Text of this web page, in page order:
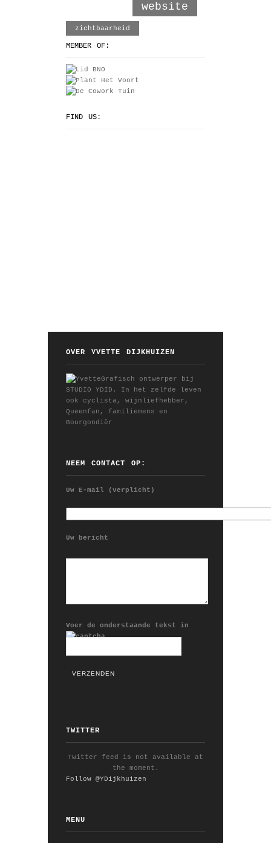
website
zichtbaarheid
MEMBER OF:
FIND US:
OVER YVETTE DIJKHUIZEN
Grafisch ontwerper bij
STUDIO YDID. In het zelfde leven
ook cyclista, wijnliefhebber,
Queenfan, familiemens en
Bourgondiër
NEEM CONTACT OP:
Uw E-mail (verplicht)
Uw bericht
Voer de onderstaande tekst in
TWITTER
Twitter feed is not available at
the moment.
Follow @YDijkhuizen
MENU